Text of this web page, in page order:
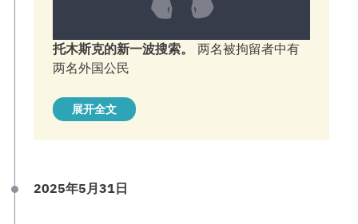
托木斯克的新一波搜索。 两名被拘留者中有
两名外国公民
展开全文
2025年5月31日